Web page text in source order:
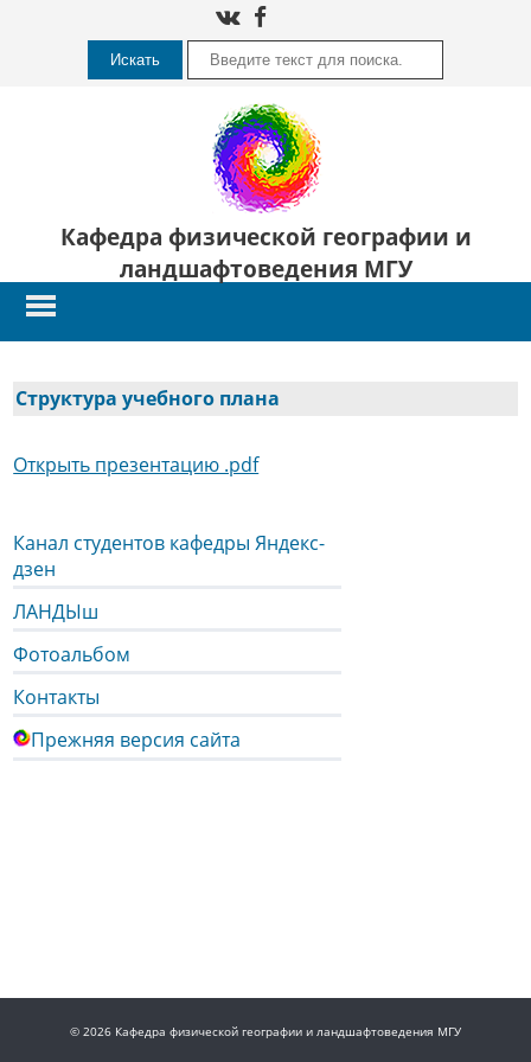
Искать
Кафедра физической географии и
ландшафтоведения МГУ
Структура учебного плана
Открыть презентацию .pdf
Канал студентов кафедры Яндекс-
дзен
ЛАНДЫш
Фотоальбом
Контакты
Прежняя версия сайта
© 2026 Кафедра физической географии и ландшафтоведения МГУ